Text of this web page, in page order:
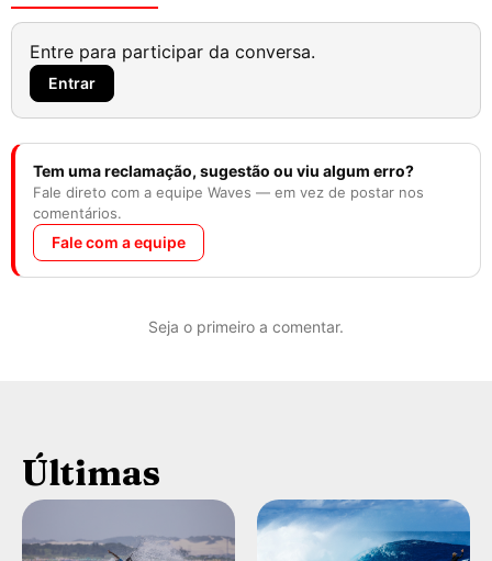
Entre para participar da conversa.
Entrar
Tem uma reclamação, sugestão ou viu algum erro?
Fale direto com a equipe Waves — em vez de postar nos
comentários.
Fale com a equipe
Seja o primeiro a comentar.
Últimas